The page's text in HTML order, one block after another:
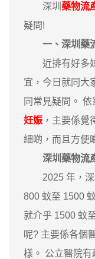
深圳 藥物流
疑問!
一、深圳藥
近排有好多姊
宜，今日就同大
同常見疑問。
妊娠 ，主要係覺
細啲，而且方便
深圳藥物流
2025 年，深
800 蚊至 1500
就介乎 1500 蚊
呢? 主要係各個
樣。 公立醫院